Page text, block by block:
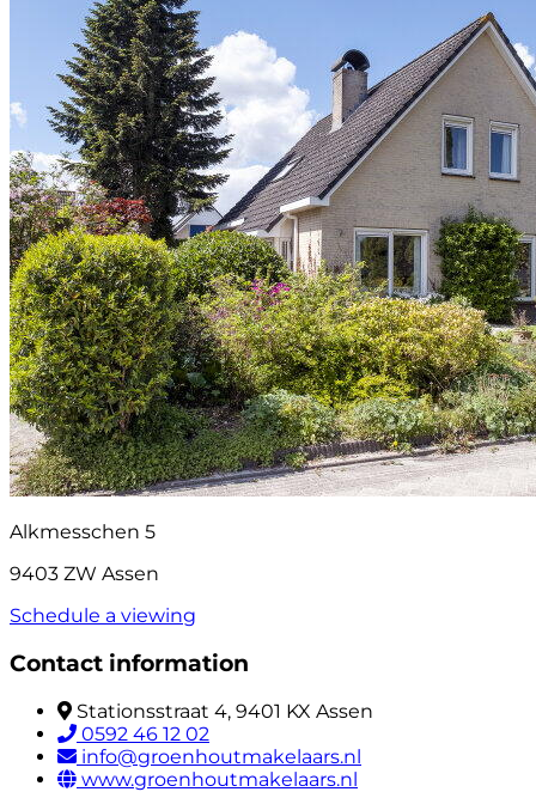
Alkmesschen 5
9403 ZW Assen
Schedule a viewing
Contact information
Stationsstraat 4, 9401 KX Assen
0592 46 12 02
info@groenhoutmakelaars.nl
www.groenhoutmakelaars.nl